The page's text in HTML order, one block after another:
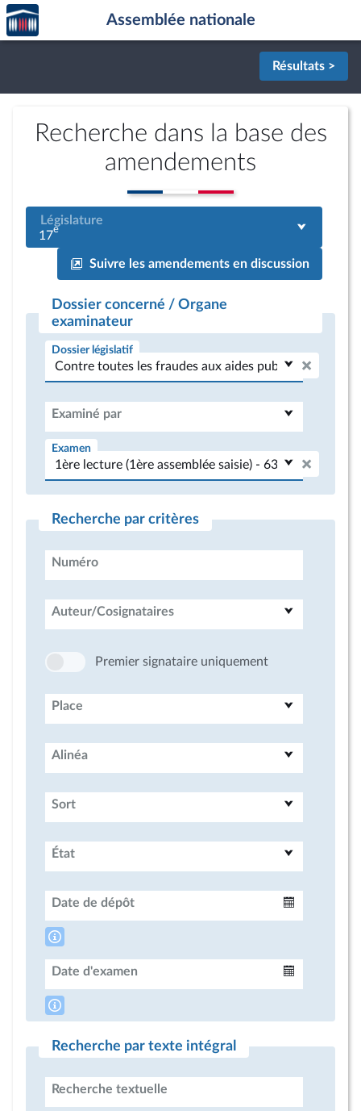
Aller au contenu
Aller en bas de la page
Accèder
à la
page
Assemblée nationale
Résultats >
Recherche dans la base des
amendements
Législature
17e
Suivre les amendements en discussion
Dossier concerné / Organe
examinateur
Dossier législatif
Examiné par
Examen
Recherche par critères
Numéro
Auteur/Cosignataires
Premier signataire uniquement
Place
Alinéa
Sort
État
Date de dépôt
Date d'examen
Recherche par texte intégral
Recherche textuelle